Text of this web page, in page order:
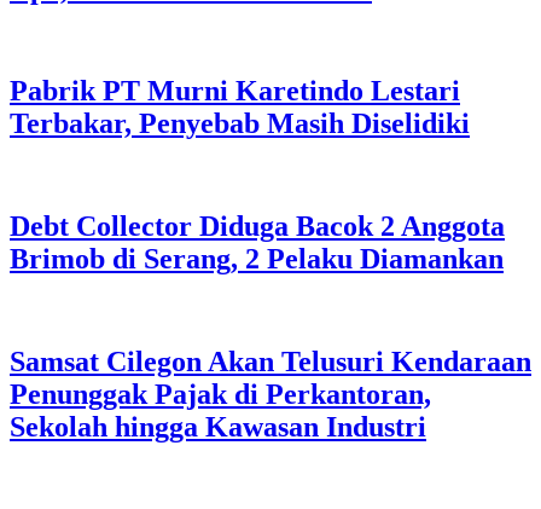
Pabrik PT Murni Karetindo Lestari
Terbakar, Penyebab Masih Diselidiki
Debt Collector Diduga Bacok 2 Anggota
Brimob di Serang, 2 Pelaku Diamankan
Samsat Cilegon Akan Telusuri Kendaraan
Penunggak Pajak di Perkantoran,
Sekolah hingga Kawasan Industri